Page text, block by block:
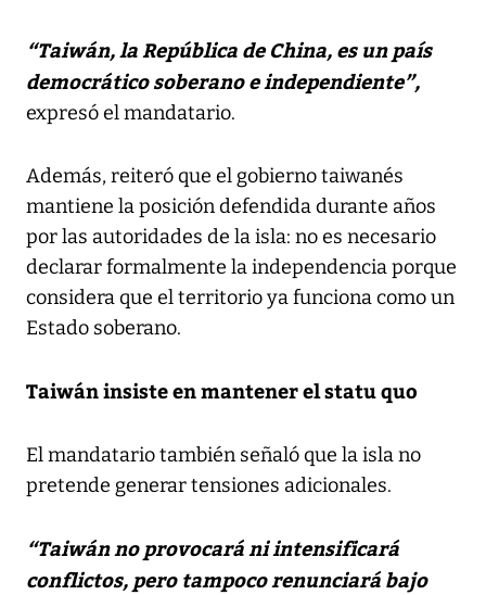
“Taiwán, la República de China, es un país
democrático soberano e independiente”,
expresó el mandatario.
Además, reiteró que el gobierno taiwanés
mantiene la posición defendida durante años
por las autoridades de la isla: no es necesario
declarar formalmente la independencia porque
considera que el territorio ya funciona como un
Estado soberano.
Taiwán insiste en mantener el statu quo
El mandatario también señaló que la isla no
pretende generar tensiones adicionales.
“Taiwán no provocará ni intensificará
conflictos, pero tampoco renunciará bajo